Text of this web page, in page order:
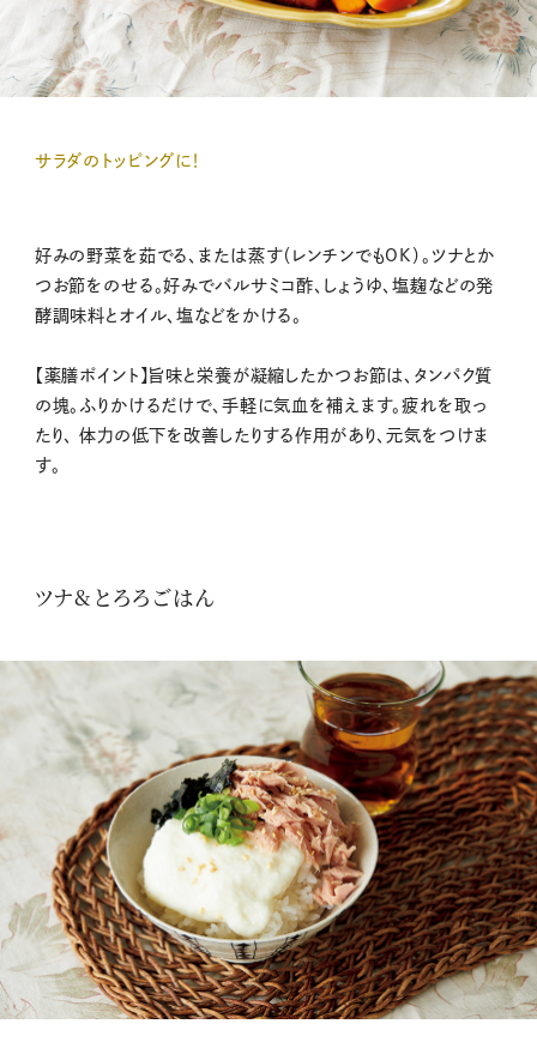
サラダのトッピングに！
好みの野菜を茹でる、または蒸す（レンチンでもOK）。ツナとか
つお節をのせる。好みでバルサミコ酢、しょうゆ、塩麹などの発
酵調味料とオイル、塩などをかける。
【薬膳ポイント】旨味と栄養が凝縮したかつお節は、タンパク質
の塊。ふりかけるだけで、手軽に気血を補えます。疲れを取っ
たり、 体力の低下を改善したりする作用があり、元気をつけま
す。
ツナ&とろろごはん